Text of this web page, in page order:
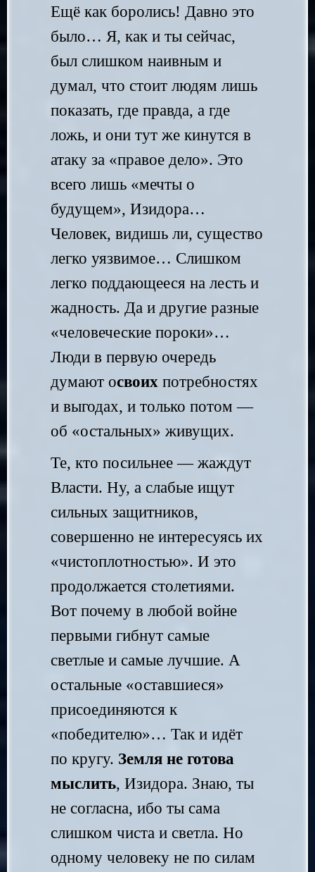
Ещё как боролись! Давно это
было… Я, как и ты сейчас,
был слишком наивным и
думал, что стоит людям лишь
показать, где правда, а где
ложь, и они тут же кинутся в
атаку за «правое дело». Это
всего лишь «мечты о
будущем», Изидора…
Человек, видишь ли, существо
легко уязвимое… Слишком
легко поддающееся на лесть и
жадность. Да и другие разные
«человеческие пороки»…
Люди в первую очередь
думают освоихпотребностях
и выгодах, и только потом —
об «остальных» живущих.
Те, кто посильнее — жаждут
Власти. Ну, а слабые ищут
сильных защитников,
совершенно не интересуясь их
«чистоплотностью». И это
продолжается столетиями.
Вот почему в любой войне
первыми гибнут самые
светлые и самые лучшие. А
остальные «оставшиеся»
присоединяются к
«победителю»… Так и идёт
по кругу. Земля не готова
мыслить, Изидора. Знаю, ты
не согласна, ибо ты сама
слишком чиста и светла. Но
одному человеку не по силам